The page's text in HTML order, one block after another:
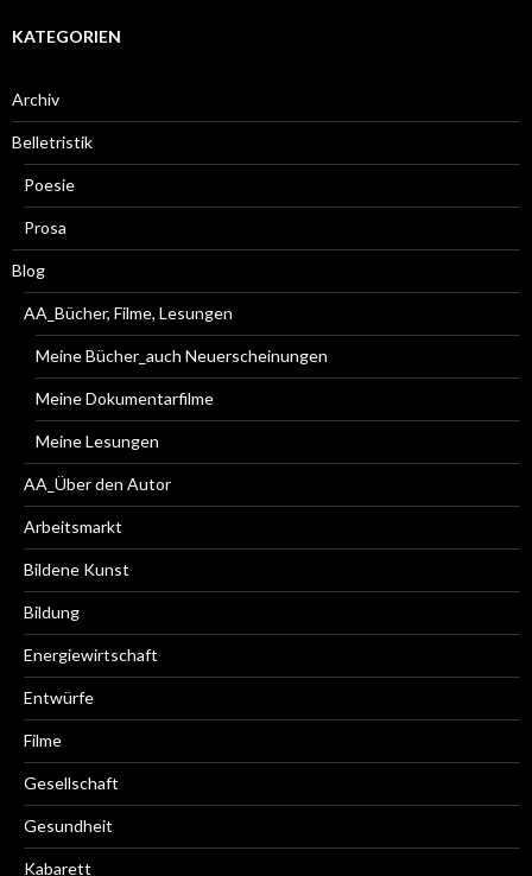
KATEGORIEN
Archiv
Belletristik
Poesie
Prosa
Blog
AA_Bücher, Filme, Lesungen
Meine Bücher_auch Neuerscheinungen
Meine Dokumentarfilme
Meine Lesungen
AA_Über den Autor
Arbeitsmarkt
Bildene Kunst
Bildung
Energiewirtschaft
Entwürfe
Filme
Gesellschaft
Gesundheit
Kabarett